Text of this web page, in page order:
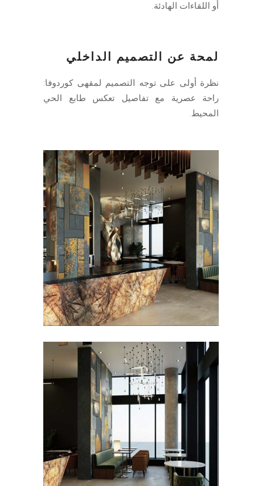
أو اللقاءات الهادئة.
لمحة عن التصميم الداخلي
نظرة أولى على توجه التصميم لمقهى كوردوفا:
راحة عصرية مع تفاصيل تعكس طابع الحي
المحيط.